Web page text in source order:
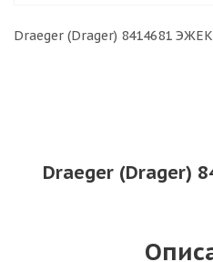
Draeger (Drager) 8414681
Draeger (Drager)